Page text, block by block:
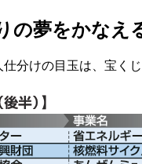
の夢をかなえ
分けの目玉は、宝く